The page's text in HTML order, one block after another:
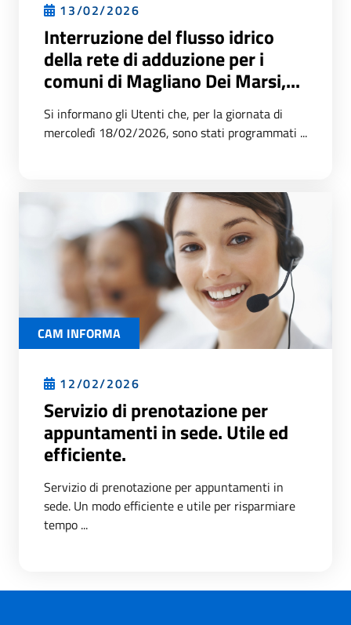
13/02/2026
Interruzione del flusso idrico
della rete di adduzione per i
comuni di Magliano Dei Marsi,...
Si informano gli Utenti che, per la giornata di
mercoledì 18/02/2026, sono stati programmati ...
CAM INFORMA
12/02/2026
Servizio di prenotazione per
appuntamenti in sede. Utile ed
efficiente.
Servizio di prenotazione per appuntamenti in
sede. Un modo efficiente e utile per risparmiare
tempo ...